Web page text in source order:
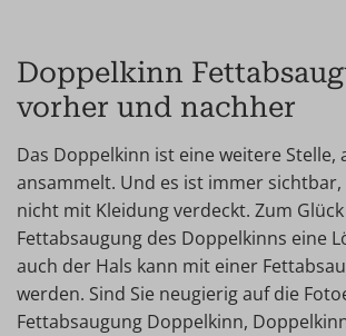
Doppelkinn
vorher und nachher
Das Doppelkinn ist eine weitere Stelle,
ansammelt. Und es ist immer sichtbar,
nicht mit Kleidung verdeckt. Zum
Fettabsaugung des Doppelkinns eine
auch der Hals kann mit einer
werden. Sind Sie neugierig auf die
Fettabsaugung Doppelkinn,